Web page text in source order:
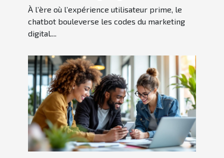
À l’ère où l’expérience utilisateur prime, le
chatbot bouleverse les codes du marketing
digital....